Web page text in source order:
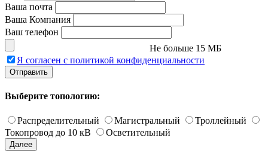
Ваша почта
Ваша Компания
Ваш телефон
Не больше 15 МБ
Я согласен с политикой конфиденциальности
Отправить
Выберите топологию:
Распределительный Магистральный
Троллейный
Токопровод до 10 кВ
Осветительный
Далее